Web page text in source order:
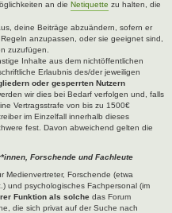
an die Netiquette zu halten, die
deine Beiträge abzuändern, sofern er
anzupassen, oder sie geeignet sind,
zuzufügen.
Inhalte aus dem nichtöffentlichen
Erlaubnis des/der jeweiligen
oder gesperrten Nutzern
wir dies bei Bedarf verfolgen und, falls
Vertragsstrafe von bis zu 1500€
im Einzelfall innerhalb dieses
fest. Davon abweichend gelten die
Forschende und Fachleute
Medienvertreter, Forschende (etwa
und psychologisches Fachpersonal (im
Funktion als solche das Forum
die sich privat auf der Suche nach